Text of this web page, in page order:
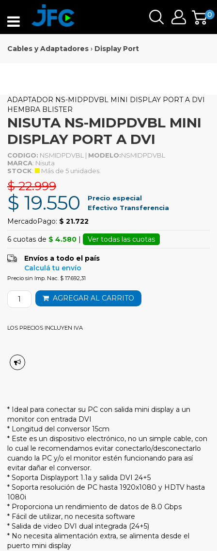
0
Cables y Adaptadores › Display Port
ADAPTADOR NS-MIDPDVBL MINI DISPLAY PORT A DVI
HEMBRA BLISTER
NISUTA NS-MIDPDVBL MINI
DISPLAY PORT A DVI
CODIGO: NSMIDPDVBL | MODELO:NSMIDPDVBL
MARCA: Nisuta
STOCK: Más de 5 unidades.
$ 22.999
$ 19.550
Precio especial
Efectivo Transferencia
MercadoPago: $ 21.722
6 cuotas de $ 4.580 | Ver todas las cuotas
Envíos a todo el país
Calculá tu envío
Precio sin Imp. Nac. $ 17.692,31
AGREGAR AL CARRITO
LOS PRECIOS INCLUYEN IVA
* Ideal para conectar su PC con salida mini display a un
monitor con entrada DVI
* Longitud del conversor 15cm
* Este es un dispositivo electrónico, no un simple cable, con
lo cual le recomendamos evitar conectarlo/desconectarlo
cuando la PC y/o el monitor estén funcionando para así
evitar dañar el conversor.
* Soporta Displayport 1.1a y salida DVI 24+5
* Soporta resolución de PC hasta 1920x1080 y HDTV hasta
1080i
* Proporciona un rendimiento de datos de 8.0 Gbps
* Fácil de utilizar, no necesita software
* Salida de video DVI dual integrada (24+5)
* No necesita alimentación extra, se alimenta desde el
puerto mini display